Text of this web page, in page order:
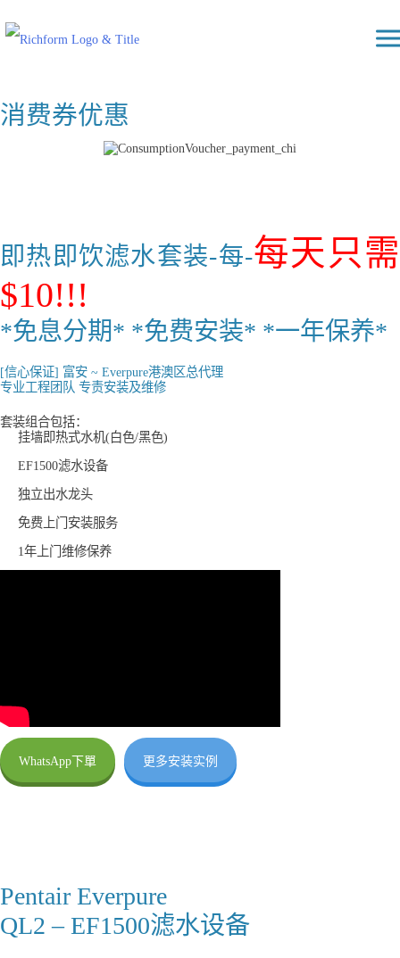
to
content
消费券优惠
即热即饮滤水套装-每-每天只需
$10!!!
*免息分期* *免费安装* *一年保养*
[信心保证] 富安 ~ Everpure港澳区总代理
专业工程团队 专责安装及维修
套装组合包括：
挂墙即热式水机(白色/黑色)
EF1500滤水设备
独立出水龙头
免费上门安装服务
1年上门维修保养
WhatsApp下單 更多安装实例
Pentair Everpure
QL2 – EF1500滤水设备